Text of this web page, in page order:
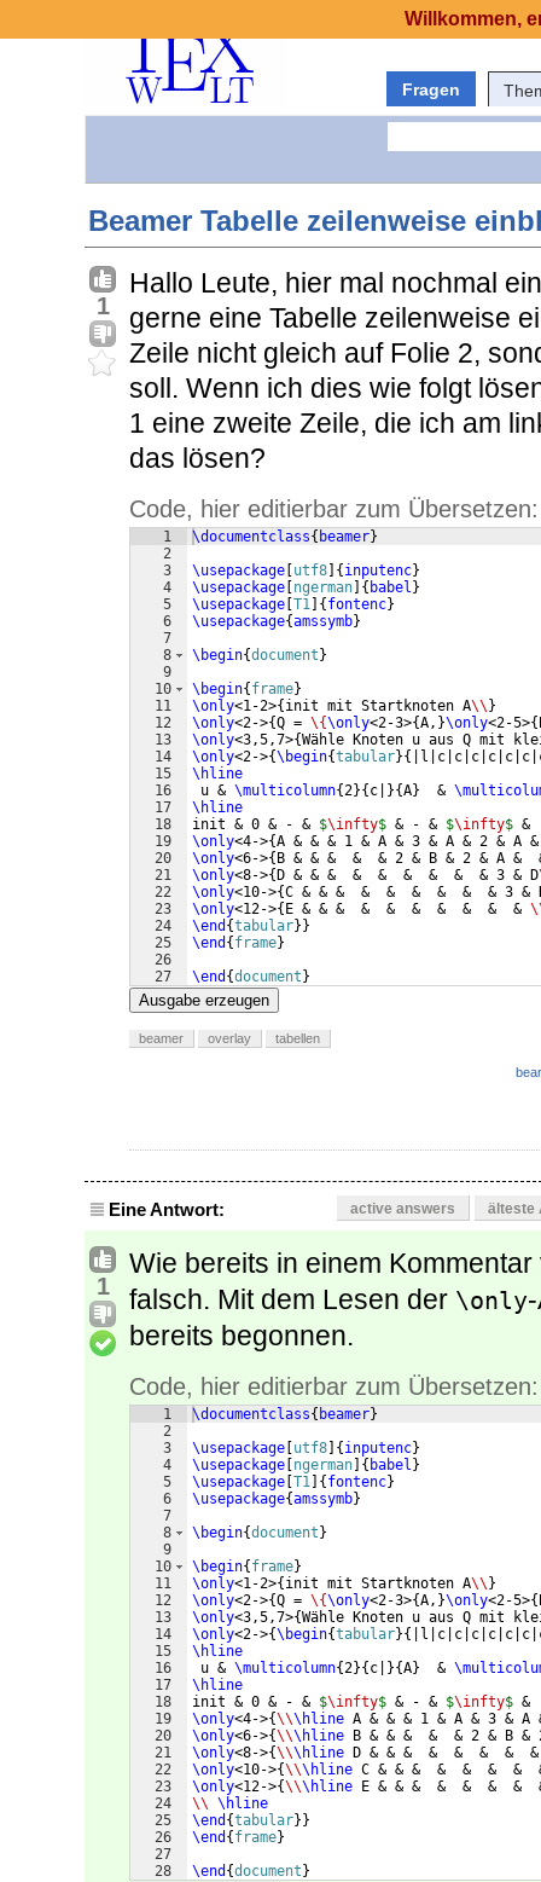
Fragen
Beamer Tabelle zeilenweise
1
Hallo Leute, hier mal nochmal
gerne eine Tabelle zeilenweise
Zeile nicht gleich auf Folie 2,
soll. Wenn ich dies wie folgt
1 eine zweite Zeile, die ich am
das lösen?
Code, hier editierbar zum Übersetzen:
1
2
3
4
5
6
7
8
9
10
11
12
13
14
15
16
17
18
19
20
21
22
23
24
25
26
27
\documentclass{ beamer}
\usepackage utf8 { inputenc}
\usepackage ngerman { babel }
\usepackage T1 { fontenc}
\usepackage{amssymb}
\begin{document }
\begin{ frame}
\only<1-2>{ init mit Startknoten A\\ }
\only<2->{Q = \{\only<2-3>{A, }\only<2-5>{
\only<3,5,7>{Wähle Knoten u aus Q mit
\only<2->{\begin{tabular}{
\hline
u & \multicolumn{2}{ c| }{A}
  &
\hline
init & 0 & - & $\infty$ & - & $\infty$ &
\only<4->{A & & & 1 & A & 3 & A & 2 & A
\only<6->{ B & & &  &  & 2 & B & 2 & A &
\only<8->{ D & & &  &  &  &  &  &  & 3 & D
\only<10->{C & & &  &  &  &  &  &  & 3 &
\only<12->{ E & & &  &  &  &  &  &  &  &
\end {tabular} }
\end { frame}
\end {document }
Ausgabe erzeugen
beamer overlay tabellen
Eine Antwort: active answers älteste
1
Wie bereits in einem
falsch. Mit dem Lesen der \only
bereits begonnen.
Code, hier editierbar zum Übersetzen:
1
2
3
4
5
6
7
8
9
10
11
12
13
14
15
16
17
18
19
20
21
22
23
24
25
26
27
28
\documentclass{ beamer}
\usepackage utf8 { inputenc}
\usepackage ngerman { babel }
\usepackage T1 { fontenc}
\usepackage{amssymb}
\begin{document }
\begin{ frame}
\only<1-2>{ init mit Startknoten A\\ }
\only<2->{Q = \{\only<2-3>{A, }\only<2-5>{
\only<3,5,7>{Wähle Knoten u aus Q mit
\only<2->{\begin{tabular}{
\hline
u & \multicolumn{2}{ c| }{A}
  &
\hline
init & 0 & - & $\infty$ & - & $\infty$ &
\only<4->{\\\hline A & & & 1 & A & 3 & A
\only<6->{\\\hline B & & &  &  & 2 & B &
\only<8->{\\\hline D & & &  &  &  &  &
\only<10->{\\\hline C & & &  &  &  &  &
\only<12->{\\\hline E & & &  &  &  &  &
\\ \hline
\end {tabular} }
\end { frame}
\end {document }
Willkommen,